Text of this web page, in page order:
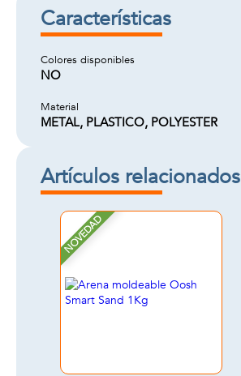
Características
Colores disponibles
NO
Material
METAL, PLASTICO, POLYESTER
Artículos relacionados
NOVEDAD